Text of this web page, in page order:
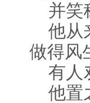
并笑
他从
做得风
有人
他置